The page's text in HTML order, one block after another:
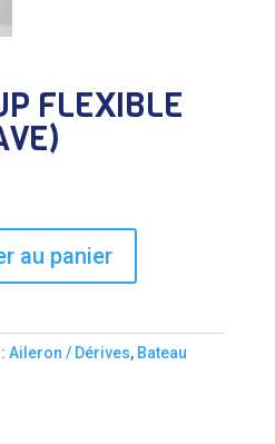
FLEXIBLE
au panier
Aileron / Dérives, Bateau